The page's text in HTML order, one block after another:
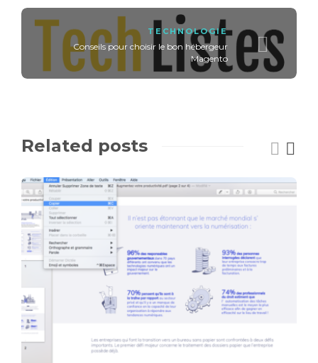
TECHNOLOGIE
Conseils pour choisir le bon hébergeur
Magento
Related posts